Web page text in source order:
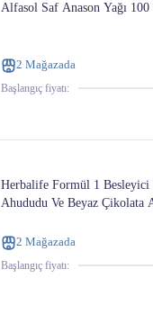
Alfasol Saf Anason Yağı 100
2 Mağazada
Başlangıç ​​fiyatı:
Herbalife Formül 1 Besleyici
Ahududu Ve Beyaz Çikolata
2 Mağazada
Başlangıç ​​fiyatı: